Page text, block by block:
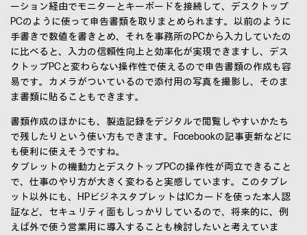
ーション経由でモニターとキーボードを接続して、デスクトップ
PCのように使って申告書類を取りまとめられます。以前のように
手書きで数値を書きとめ、それを事務所のPCから入力していたの
に比べると、入力の信頼性向上と効率化が実現できますし、デス
クトップPCと変わらない操作性で使えるので申告書類の作成も容
易です。カメラがついているので添付用の写真を撮影し、そのま
ま書類に貼ることもできます。
書類作成のほかにも、製造記録をデジタルで閲覧しやすいかたち
で残したりという使い方もできます。Facebookの記事更新などに
も便利に使えそうですね。
タブレットの機動力とデスクトップPCの操作性が両立できること
で、仕事のやり方が大きく変わると実感しています。このタブレ
ット以外にも、HPビジネスタブレットはICカードを使った本人認
証など、セキュリティ面もしっかりしているので、将来的に、例
えば外で使う営業用に導入することも検討したいと考えていま